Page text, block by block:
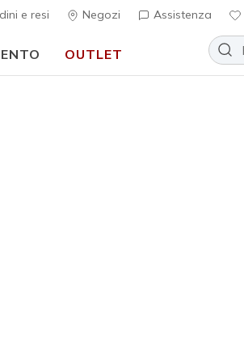
e resi Negozi Assistenza
OUTLET